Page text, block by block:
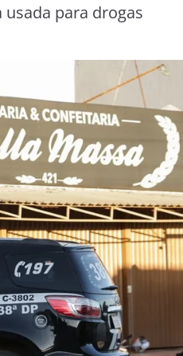
usada para drogas